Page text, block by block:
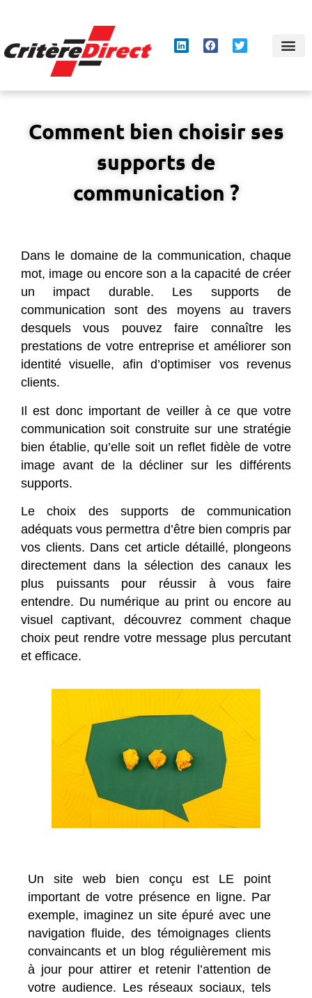
Comment bien choisir ses
supports de
communication ?
Dans le domaine de la communication, chaque
mot, image ou encore son a la capacité de créer
un impact durable. Les supports de
communication sont des moyens au travers
desquels vous pouvez faire connaître les
prestations de votre entreprise et améliorer son
identité visuelle, afin d’optimiser vos revenus
clients.
Il est donc important de veiller à ce que votre
communication soit construite sur une stratégie
bien établie, qu’elle soit un reflet fidèle de votre
image avant de la décliner sur les différents
supports.
Le choix des supports de communication
adéquats vous permettra d’être bien compris par
vos clients. Dans cet article détaillé, plongeons
directement dans la sélection des canaux les
plus puissants pour réussir à vous faire
entendre. Du numérique au print ou encore au
visuel captivant, découvrez comment chaque
choix peut rendre votre message plus percutant
et efficace.
Un site web bien conçu est LE point
important de votre présence en ligne. Par
exemple, imaginez un site épuré avec une
navigation fluide, des témoignages clients
convaincants et un blog régulièrement mis
à jour pour attirer et retenir l’attention de
votre audience. Les réseaux sociaux, tels